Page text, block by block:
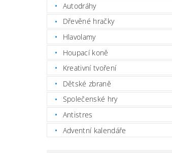
Autodráhy
Dřevěné hračky
Hlavolamy
Houpací koně
Kreativní tvoření
Dětské zbraně
Společenské hry
Antistres
Adventní kalendáře